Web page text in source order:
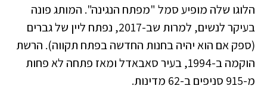
הלוגו שלה מופיע סמל "מפתח הנגינה". המותג פונה
בעיקר לנשים, למרות שב-2017, נפתח ליין של גברים
(ספק אם הוא יהיה בחנות החדשה בפתח תקווה). הרשת
הוקמה ב-1994, בעיר סאבאדל ומאז פתחה לא פחות
מ-915 סניפים ב-62 מדינות.